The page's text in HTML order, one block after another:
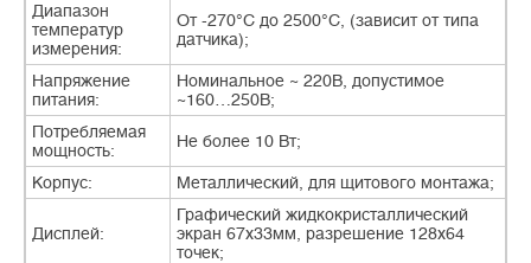
Диапазон
температур
измерения:
От -270°С до 2500°С, (зависит от типа
датчика);
Напряжение
питания:
Номинальное ~ 220В, допустимое
~160…250В;
Потребляемая
мощность:
Не более 10 Вт;
Корпус: Металлический, для щитового монтажа;
Дисплей:
Графический жидкокристаллический
экран 67х33мм, разрешение 128х64
точек;